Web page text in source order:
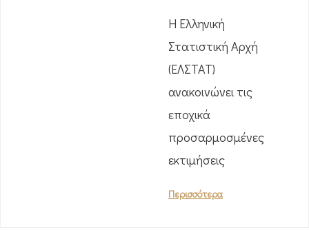
Η Ελληνική
Στατιστική Αρχή
(ΕΛΣΤΑΤ)
ανακοινώνει τις
εποχικά
προσαρμοσμένες
εκτιμήσεις
Περισσότερα